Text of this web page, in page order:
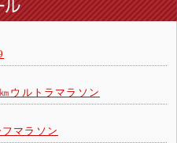
ウルトラマラソン
マラソン